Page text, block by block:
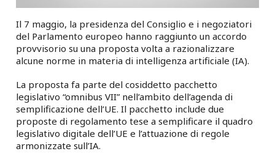
Il 7 maggio, la presidenza del Consiglio e i negoziatori
del Parlamento europeo hanno raggiunto un accordo
provvisorio su una proposta volta a razionalizzare
alcune norme in materia di intelligenza artificiale (IA).
La proposta fa parte del cosiddetto pacchetto
legislativo “omnibus VII” nell’ambito dell’agenda di
semplificazione dell’UE. Il pacchetto include due
proposte di regolamento tese a semplificare il quadro
legislativo digitale dell’UE e l’attuazione di regole
armonizzate sull’IA.